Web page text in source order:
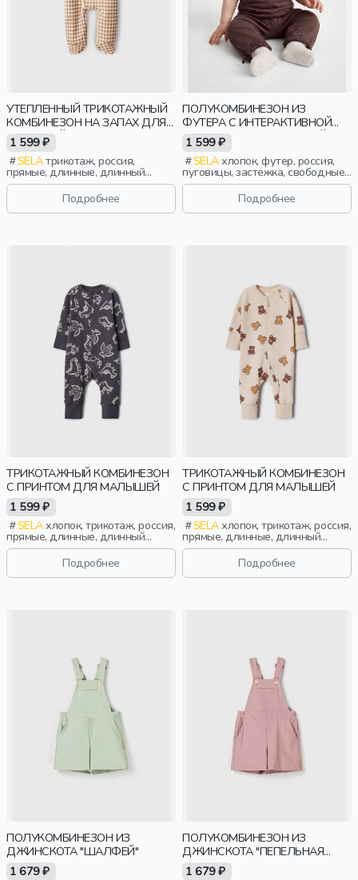
УТЕПЛЕННЫЙ ТРИКОТАЖНЫЙ
КОМБИНЕЗОН НА ЗАПАХ ДЛЯ
МАЛЫШЕЙ
1 599 ₽
SELAтрикотаж, россия,
прямые, длинные, длинный
рукав, застежка, утепленные,
кнопки, клетка, запах, принт,
вышивка, вырез, малыши, дети
Подробнее
ПОЛУКОМБИНЕЗОН ИЗ
ФУТЕРА C ИНТЕРАКТИВНОЙ
ДЕТАЛЬЮ ДЛЯ МАЛЫШЕЙ
1 599 ₽
SELAхлопок, футер, россия,
пуговицы, застежка, свободные,
вышивка, актив, малыши, дети
Подробнее
ТРИКОТАЖНЫЙ КОМБИНЕЗОН
С ПРИНТОМ ДЛЯ МАЛЫШЕЙ
1 599 ₽
SELAхлопок, трикотаж, россия,
прямые, длинные, длинный
рукав, застежка, манжета, принт,
вырез, круглый вырез,
эластичные, малыши, дети
Подробнее
ТРИКОТАЖНЫЙ КОМБИНЕЗОН
С ПРИНТОМ ДЛЯ МАЛЫШЕЙ
1 599 ₽
SELAхлопок, трикотаж, россия,
прямые, длинные, длинный
рукав, застежка, манжета, принт,
вырез, круглый вырез,
эластичные, малыши, дети
Подробнее
ПОЛУКОМБИНЕЗОН ИЗ
ДЖИНСКОТА "ШАЛФЕЙ"
1 679 ₽
ПОЛУКОМБИНЕЗОН ИЗ
ДЖИНСКОТА "ПЕПЕЛЬНАЯ
РОЗА"
1 679 ₽